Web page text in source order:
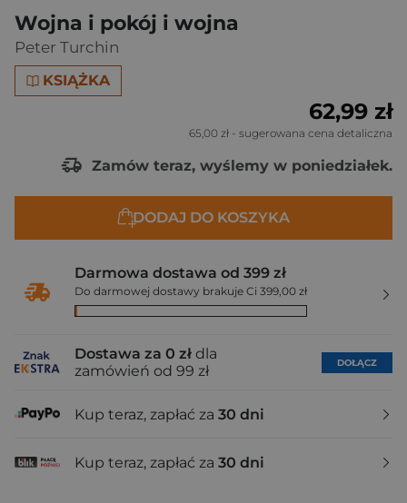
Wojna i pokój i wojna
Peter Turchin
KSIĄŻKA
62,99 zł
65,00 zł - sugerowana cena detaliczna
Zamów teraz, wyślemy w poniedziałek.
DODAJ DO KOSZYKA
Darmowa dostawa od 399 zł
Do darmowej dostawy brakuje Ci 399,00 zł
Dostawa za 0 zł dla
zamówień od 99 zł
DOŁĄCZ
Kup teraz, zapłać za 30 dni
Kup teraz, zapłać za 30 dni